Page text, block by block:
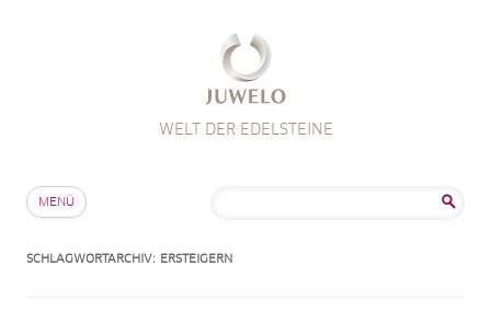
WELT DER EDELSTEINE
MENÜ
SCHLAGWORTARCHIV: ERSTEIGERN